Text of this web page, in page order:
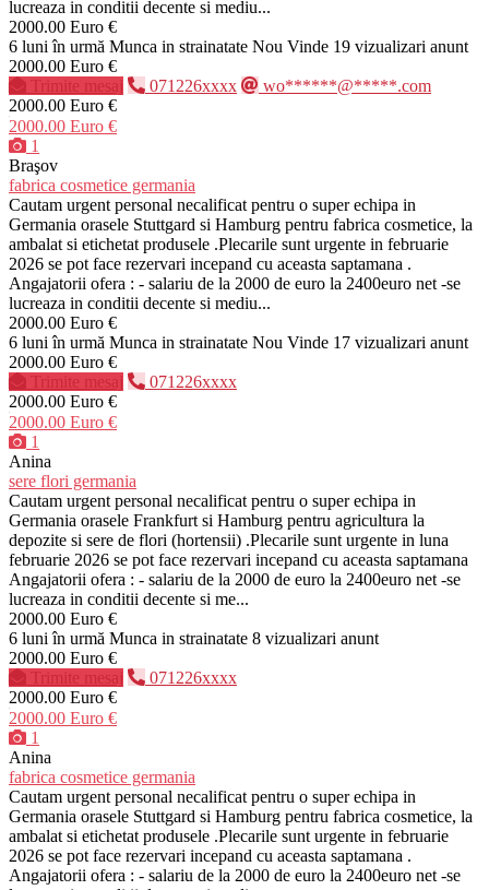
lucreaza in conditii decente si mediu...
2000.00 Euro €
6 luni în urmă Munca in strainatate Nou Vinde 19 vizualizari anunt
2000.00 Euro €
Trimite mesaj
071226xxxx
wo******@*****.com
2000.00 Euro €
2000.00 Euro €
1
Braşov
fabrica cosmetice germania
Cautam urgent personal necalificat pentru o super echipa in
Germania orasele Stuttgard si Hamburg pentru fabrica cosmetice, la
ambalat si etichetat produsele .Plecarile sunt urgente in februarie
2026 se pot face rezervari incepand cu aceasta saptamana .
Angajatorii ofera : - salariu de la 2000 de euro la 2400euro net -se
lucreaza in conditii decente si mediu...
2000.00 Euro €
6 luni în urmă Munca in strainatate Nou Vinde 17 vizualizari anunt
2000.00 Euro €
Trimite mesaj
071226xxxx
2000.00 Euro €
2000.00 Euro €
1
Anina
sere flori germania
Cautam urgent personal necalificat pentru o super echipa in
Germania orasele Frankfurt si Hamburg pentru agricultura la
depozite si sere de flori (hortensii) .Plecarile sunt urgente in luna
februarie 2026 se pot face rezervari incepand cu aceasta saptamana
Angajatorii ofera : - salariu de la 2000 de euro la 2400euro net -se
lucreaza in conditii decente si me...
2000.00 Euro €
6 luni în urmă Munca in strainatate 8 vizualizari anunt
2000.00 Euro €
Trimite mesaj
071226xxxx
2000.00 Euro €
2000.00 Euro €
1
Anina
fabrica cosmetice germania
Cautam urgent personal necalificat pentru o super echipa in
Germania orasele Stuttgard si Hamburg pentru fabrica cosmetice, la
ambalat si etichetat produsele .Plecarile sunt urgente in februarie
2026 se pot face rezervari incepand cu aceasta saptamana .
Angajatorii ofera : - salariu de la 2000 de euro la 2400euro net -se